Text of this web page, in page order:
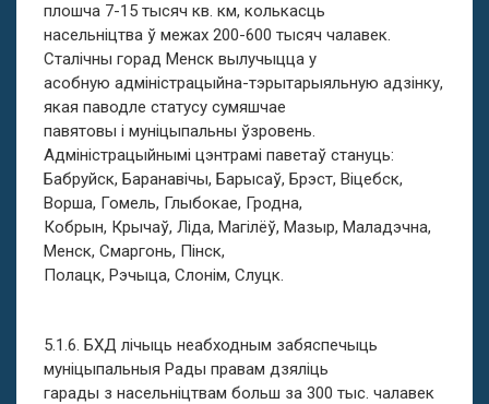
плошча 7-15 тысяч кв. км, колькасць
насельніцтва ў межах 200-600 тысяч чалавек.
Сталічны горад Менск вылучыцца у
асобную адміністрацыйна-тэрытарыяльную адзінку,
якая паводле статусу сумяшчае
павятовы і муніцыпальны ўзровень.
Адміністрацыйнымі цэнтрамі паветаў стануць:
Бабруйск, Баранавічы, Барысаў, Брэст, Віцебск,
Ворша, Гомель, Глыбокае, Гродна,
Кобрын, Крычаў, Ліда, Магілёў, Мазыр, Маладэчна,
Менск, Смаргонь, Пінск,
Полацк, Рэчыца, Слонім, Слуцк.
5.1.6. БХД лічыць неабходным забяспечыць
муніцыпальныя Рады правам дзяліць
гарады з насельніцтвам больш за 300 тыс. чалавек